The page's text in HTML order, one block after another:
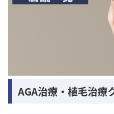
AGA治療・植毛治療